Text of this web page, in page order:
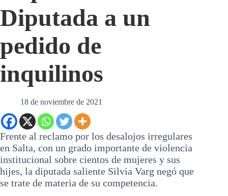
Diputada a un
pedido de
inquilinos
18 de noviembre de 2021
Frente al reclamo por los desalojos irregulares
en Salta, con un grado importante de violencia
institucional sobre cientos de mujeres y sus
hijes, la diputada saliente Silvia Varg negó que
se trate de materia de su competencia.